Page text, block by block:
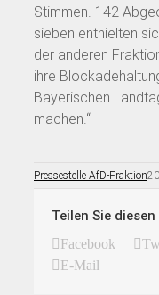
Stimmen. 142
sieben enthielten
der anderen
ihre
Bayerischen
machen.“
Pressestelle AfD-Fraktion
Teilen Sie
Facebook
E-Mail